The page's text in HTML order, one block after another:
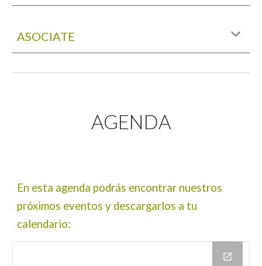
ASOCIATE
AGENDA
En esta agenda podrás encontrar nuestros
próximos eventos y descargarlos a tu
calendario: